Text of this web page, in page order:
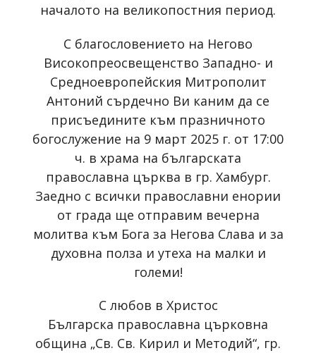
началото на великопостния период.
С благословението на Негово
Високопреосвещенство Западно- и
Средноевропейския Митрополит
Антоний сърдечно Ви каним да се
присъедините към празничното
богослужение на 9 март 2025 г. от 17:00
ч. в храма на българската
православна църква в гр. Хамбург.
Заедно с всички православни енории
от града ще отправим вечерна
молитва към Бога за Негова Слава и за
духовна полза и утеха на малки и
големи!
С любов в Христос
Българска православна църковна
община „Св. Св. Кирил и Методий“, гр.